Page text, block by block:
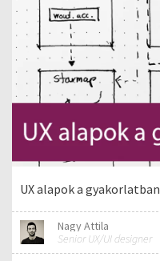
UX alapok a gyakorlatban
Nagy Attila
Senior UX/UI designer